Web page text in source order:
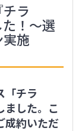
ラ
！〜選
施
「チラ
ました。こ
成約いただ